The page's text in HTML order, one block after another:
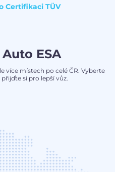
Certifikaci TÜV
ESA
více místech po celé ČR. Vyberte
si pro lepší vůz.